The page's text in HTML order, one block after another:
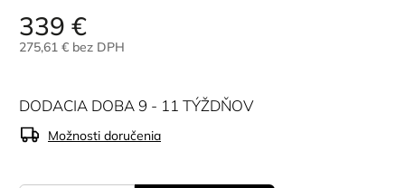
339 €
275,61 € bez DPH
DODACIA DOBA 9 - 11 TÝŽDŇOV
Možnosti doručenia